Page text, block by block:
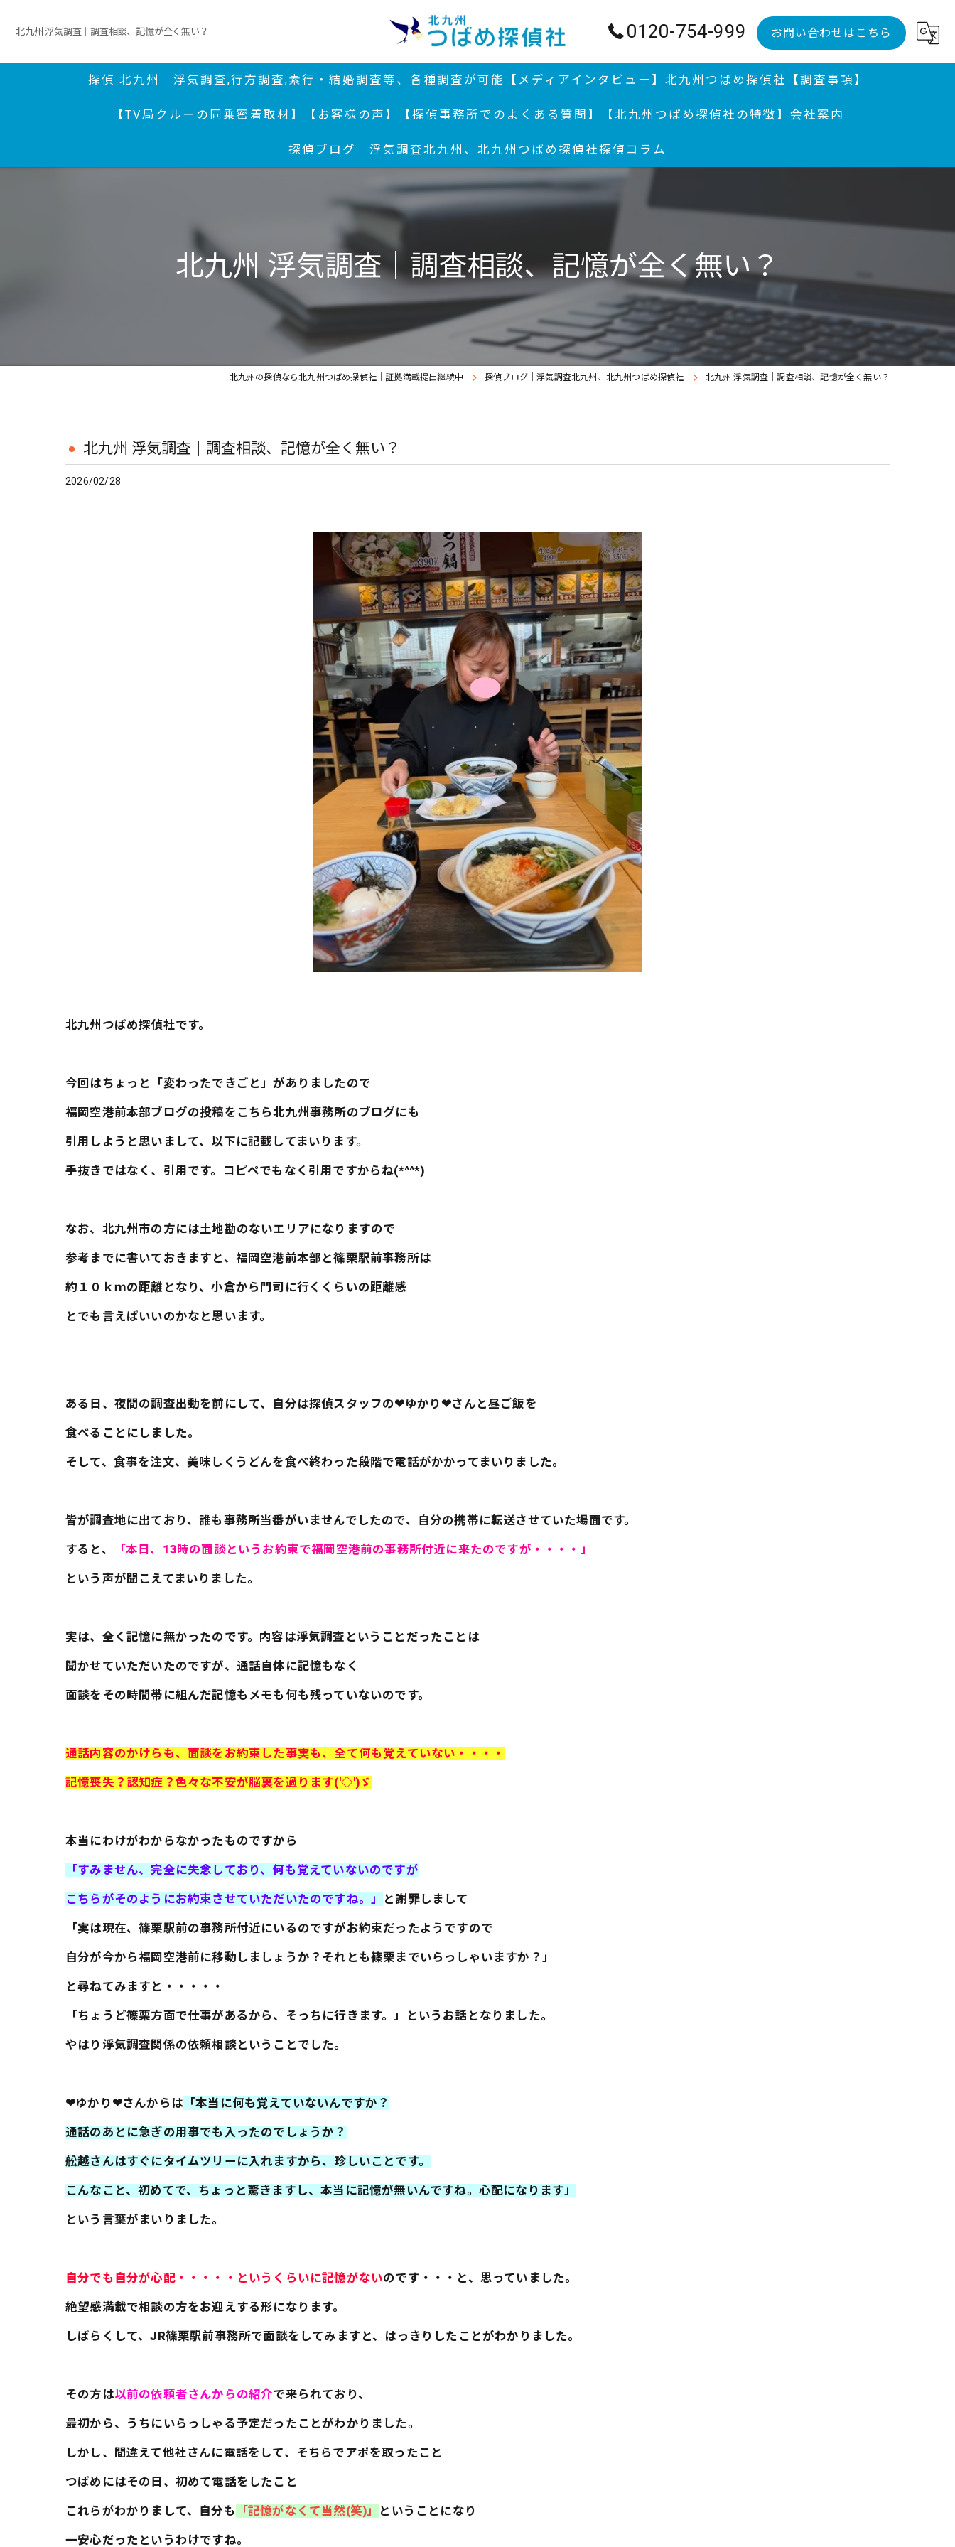
北九州 浮気調査｜調査相談、記憶が全く無い？ 0120-754-999 お問い合わせはこちら
探偵 北九州｜浮気調査,行方調査,素行・結婚調査等、各種調査が可能 【メディアインタビュー】 北九州つばめ探偵社【調査事項】
【TV局クルーの同乗密着取材】 【お客様の声】 【探偵事務所でのよくある質問】 【北九州つばめ探偵社の特徴】
付郵便送達
北九州の探偵が迅速に解決｜行方調査 | 感謝状授与歴アリ
会社案内
探偵ブログ｜浮気調査北九州、北九州つばめ探偵社探偵コラム
北九州 浮気調査｜調査相談、記憶が全く無い？
北九州の探偵なら北九州つばめ探偵社｜証拠満載提出継続中 探偵ブログ｜浮気調査北九州、北九州つばめ探偵社 北九州 浮気調査｜調査相談、記憶が全く無い？
北九州 浮気調査｜調査相談、記憶が全く無い？
2026/02/28
北九州つばめ探偵社です。
今回はちょっと「変わったできごと」がありましたので
福岡空港前本部ブログの投稿をこちら北九州事務所のブログにも
引用しようと思いまして、以下に記載してまいります。
手抜きではなく、引用です。コピペでもなく引用ですからね(*^^*)
なお、北九州市の方には土地勘のないエリアになりますので
参考までに書いておきますと、福岡空港前本部と篠栗駅前事務所は
約１０ｋｍの距離となり、小倉から門司に行くくらいの距離感
とでも言えばいいのかなと思います。
ある日、夜間の調査出動を前にして、自分は探偵スタッフの❤ゆかり❤さんと昼ご飯を
食べることにしました。
そして、食事を注文、美味しくうどんを食べ終わった段階で電話がかかってまいりました。
皆が調査地に出ており、誰も事務所当番がいませんでしたので、自分の携帯に転送させていた場面です。
すると、 「本日、13時の面談というお約束で福岡空港前の事務所付近に来たのですが・・・・」
という声が聞こえてまいりました。
実は、全く記憶に無かったのです。内容は浮気調査ということだったことは
聞かせていただいたのですが、通話自体に記憶もなく
面談をその時間帯に組んだ記憶もメモも何も残っていないのです。
通話内容のかけらも、面談をお約束した事実も、全て何も覚えていない・・・・
記憶喪失？認知症？色々な不安が脳裏を過ります('◇')ゞ
本当にわけがわからなかったものですから
「すみません、完全に失念しており、何も覚えていないのですが
こちらがそのようにお約束させていただいたのですね。」 と謝罪しまして
「実は現在、篠栗駅前の事務所付近にいるのですがお約束だったようですので
自分が今から福岡空港前に移動しましょうか？それとも篠栗までいらっしゃいますか？」
と尋ねてみますと・・・・・
「ちょうど篠栗方面で仕事があるから、そっちに行きます。」というお話となりました。
やはり浮気調査関係の依頼相談ということでした。
❤ゆかり❤さんからは 「本当に何も覚えていないんですか？
通話のあとに急ぎの用事でも入ったのでしょうか？
舩越さんはすぐにタイムツリーに入れますから、珍しいことです。
こんなこと、初めてで、ちょっと驚きますし、本当に記憶が無いんですね。心配になります」
という言葉がまいりました。
自分でも自分が心配・・・・・というくらいに記憶がないのです・・・と、思っていました。
絶望感満載で相談の方をお迎えする形になります。
しばらくして、JR篠栗駅前事務所で面談をしてみますと、はっきりしたことがわかりました。
その方は以前の依頼者さんからの紹介で来られており、
最初から、うちにいらっしゃる予定だったことがわかりました。
しかし、間違えて他社さんに電話をして、そちらでアポを取ったこと
つばめにはその日、初めて電話をしたこと
これらがわかりまして、自分も 「記憶がなくて当然(笑)」 ということになり
一安心だったというわけですね。